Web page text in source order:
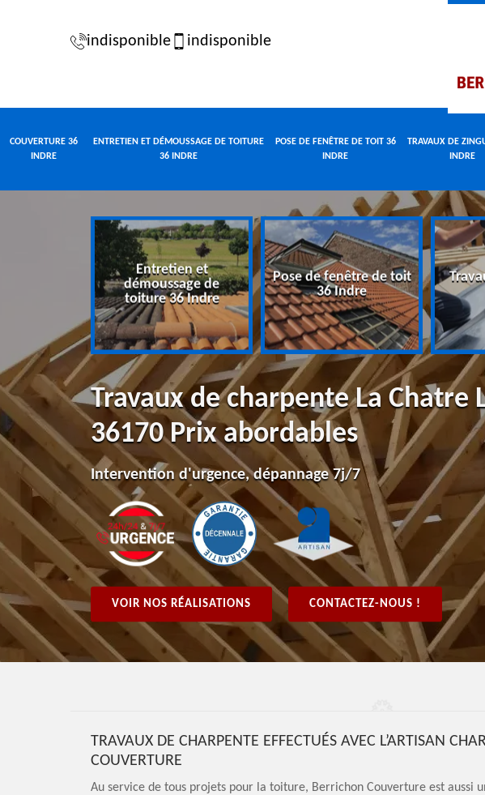
indisponible indisponible
COUVERTURE 36
INDRE
ENTRETIEN ET DÉMOUSSAGE DE TOITURE
36 INDRE
POSE DE FENÊTRE DE TOIT 36
INDRE
TRAVAUX DE
INDRE
Entretien et
démoussage de
toiture 36 Indre
Pose de fenêtre de toit
36 Indre
Travaux de charpente La Chatre
36170 Prix abordables
Intervention d'urgence, dépannage 7j/7
VOIR NOS RÉALISATIONS CONTACTEZ-NOUS !
TRAVAUX DE CHARPENTE EFFECTUÉS AVEC L’ARTISAN
COUVERTURE
Au service de tous projets pour la toiture, Berrichon Couverture est aussi